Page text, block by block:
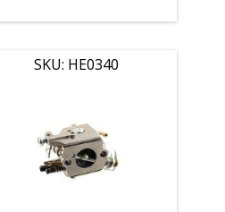
SKU: HE0340